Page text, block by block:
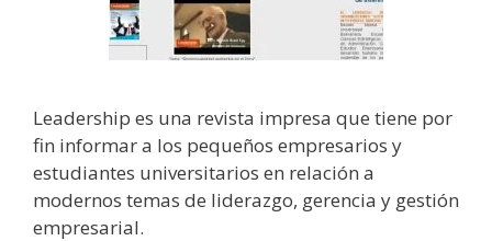
Leadership es una revista impresa que tiene por
fin informar a los pequeños empresarios y
estudiantes universitarios en relación a
modernos temas de liderazgo, gerencia y gestión
empresarial.